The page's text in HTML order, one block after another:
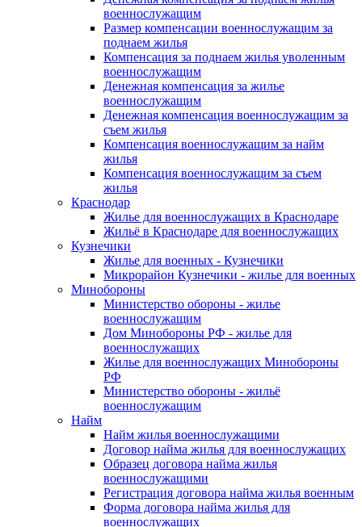
военнослужащим
Размер компенсации военнослужащим за
поднаем жилья
Компенсация за поднаем жилья уволенным
военнослужащим
Денежная компенсация за жилье
военнослужащим
Денежная компенсация военнослужащим за
съем жилья
Компенсация военнослужащим за найм
жилья
Компенсация военнослужащим за съем
жилья
Краснодар
Жилье для военнослужащих в Краснодаре
Жильё в Краснодаре для военнослужащих
Кузнечики
Жилье для военных - Кузнечики
Микрорайон Кузнечики - жилье для военных
Минобороны
Министерство обороны - жилье
военнослужащим
Дом Минобороны РФ - жилье для
военнослужащих
Жилье для военнослужащих Минобороны
РФ
Министерство обороны - жильё
военнослужащим
Найм
Найм жилья военнослужащими
Договор найма жилья для военнослужащих
Образец договора найма жилья
военнослужащими
Регистрация договора найма жилья военным
Форма договора найма жилья для
военнослужащих